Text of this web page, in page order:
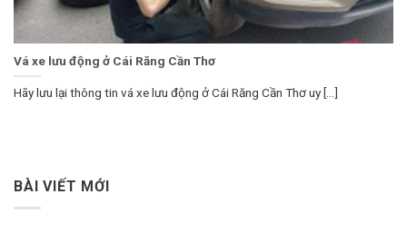
Vá xe lưu động ở Cái Răng Cần Thơ
Hãy lưu lại thông tin vá xe lưu động ở Cái Răng Cần Thơ uy [...]
BÀI VIẾT MỚI